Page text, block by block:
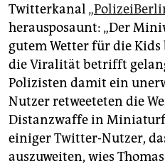
Twitterkanal
herausposaunt: „Der
gutem Wetter für die
die Viralität betrifft
Polizisten damit ein
Nutzer retweeteten die
Distanzwaffe in
einiger Twitter-Nutzer,
auszuweiten, wies